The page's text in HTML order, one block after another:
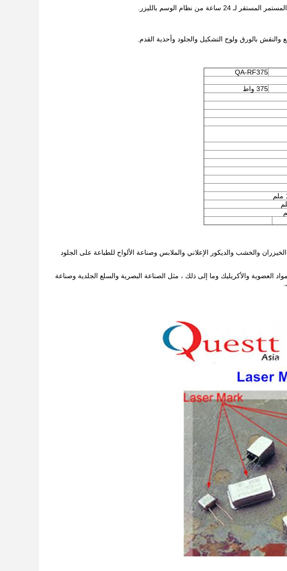
QA-RF375
375 واط
والخشب والديكور الإعلاني والملابس وصناعة الألواح للطباعة على الجلود
العضوية والأكريليك وما إلى ذلك ، مثل الصناعة البصرية والسلع الجلدية وصناعة